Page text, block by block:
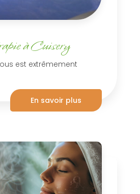
à Cuisery
est extrêmement
En savoir plus